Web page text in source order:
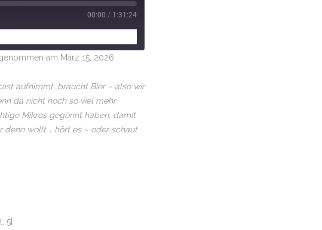
00:00 / 1:31:24
am März 15, 2026
aufnimmt, braucht Bier – also wir
da nicht noch so viel mehr
Mikros gegönnt haben, damit
denn wollt … hört es – oder schaut
5]